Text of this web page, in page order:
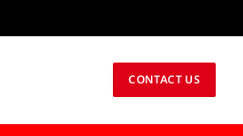
CONTACT US